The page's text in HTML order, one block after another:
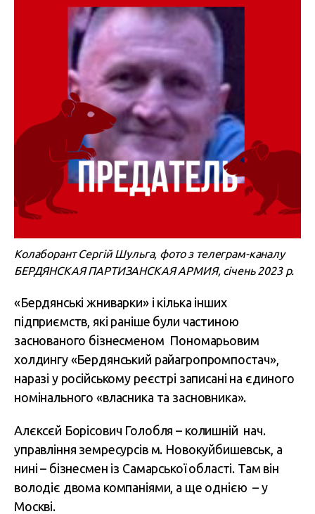
Колаборант Сергій Шульга, фото з телеграм-каналу
БЕРДЯНСКАЯ ПАРТИЗАНСКАЯ АРМИЯ, січень 2023 р.
«Бердянські жниварки» і кілька інших
підприємств, які раніше були частиною
заснованого бізнесменом Пономарьовим
холдингу «Бердянський райагропромпостач»,
наразі у російському реєстрі записані на єдиного
номінального «власника та засновника».
Алєксєй Борісович Голобля – колишній нач.
управління земресурсів м. Новокуйбишевськ, а
нині – бізнесмен із Самарської області. Там він
володіє двома компаніями, а ще однією – у
Москві.